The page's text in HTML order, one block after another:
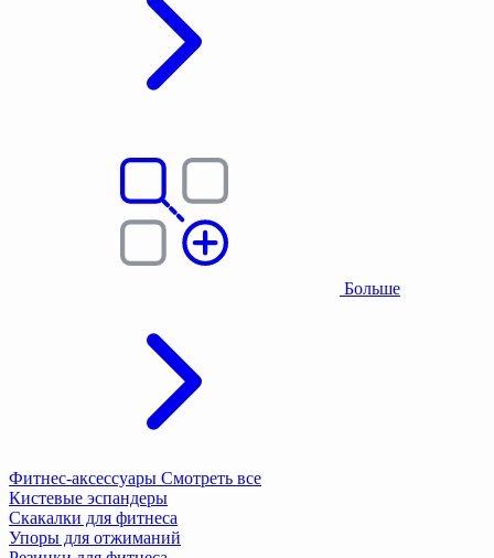
Больше
Фитнес-аксессуары Смотреть все
Кистевые эспандеры
Скакалки для фитнеса
Упоры для отжиманий